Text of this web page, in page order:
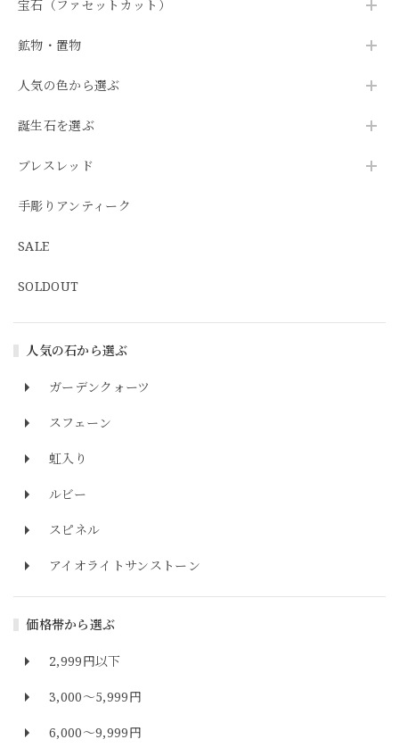
宝石（ファセットカット）
鉱物・置物
人気の色から選ぶ
誕生石を選ぶ
ブレスレッド
手彫りアンティーク
SALE
SOLDOUT
人気の石から選ぶ
ガーデンクォーツ
スフェーン
虹入り
ルビー
スピネル
アイオライトサンストーン
価格帯から選ぶ
2,999円以下
3,000～5,999円
6,000～9,999円